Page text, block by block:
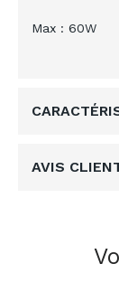
Max : 60W
AVIS